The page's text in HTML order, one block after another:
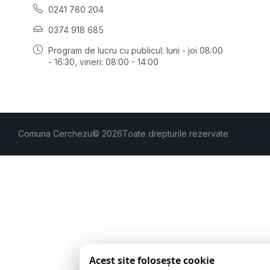
0241 780 204
0374 918 685
Program de lucru cu publicul: luni - joi 08:00
- 16:30 , vineri: 08:00 - 14:00
Comuna Cerchezu© 2026Toate drepturile rezervate
Acest site folosește cookie